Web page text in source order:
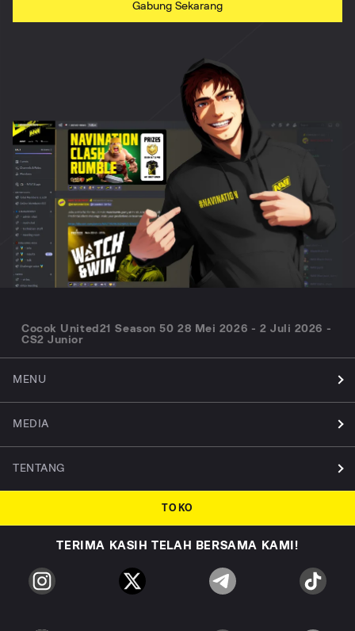
Gabung Sekarang
Cocok United21 Season 50 28 Mei 2026 - 2 Juli 2026 -
CS2 Junior
MENU
MEDIA
TENTANG
TOKO
TERIMA KASIH TELAH BERSAMA KAMI!